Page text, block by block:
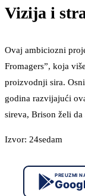
Vizija i
Ovaj ambiciozni
Fromagers”, koja
proizvodnji sira.
godina razvijajući
sireva, Brison želi
Izvor: 24sedam
PREUZMI